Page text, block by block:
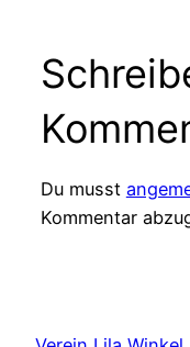
Du musst
Kommentar